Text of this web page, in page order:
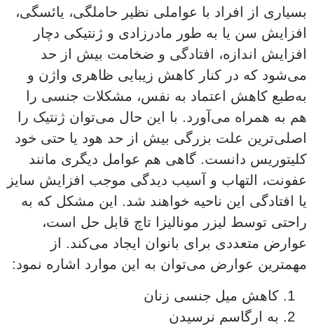
بسیاری از افراد با عواملی نظیر حاملگی، یائسگی،
افزایش سن یا به طور مادرزادی و ژنتیکی دچار
افزایش اندازه، افتادگی و ضخامت بیش از حد
می‌شود که در کنار کاهش زیبایی ظاهری واژن و
به‌طبع کاهش اعتماد به نفس، مشکلات جنسی را
هم به همراه می‌آورد. با این حال می‌توان ژنتیک را
اصلی‌ترین علت بزرگی بیش از حد هود یا حتی خود
کلیتوریس دانست. گاهی هم عوامل دیگری مانند
عفونت، التهاب و آسیب دیدگی موجب افزایش سایز
یا افتادگی این ناحیه خواهند شد. این مشکل که به
راحتی توسط لیزر مونالیزا تاچ قابل حل است،
عوارض متعددی برای بانوان ایجاد می‌کند. از
مهمترین عوارض می‌توان به این موارد اشاره نمود:
کاهش میل جنسی زنان
به ارگاسم نرسیدن